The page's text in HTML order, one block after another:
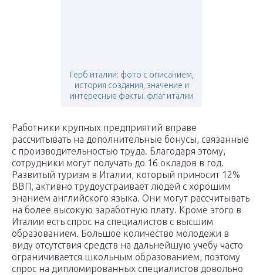
Герб италии: фото с описанием,
история создания, значение и
интересные факты. флаг италии
Работники крупных предприятий вправе
рассчитывать на дополнительные бонусы, связанные
с производительностью труда. Благодаря этому,
сотрудники могут получать до 16 окладов в год.
Развитый туризм в Италии, который приносит 12%
ВВП, активно трудоустраивает людей с хорошим
знанием английского языка. Они могут рассчитывать
на более высокую заработную плату. Кроме этого в
Италии есть спрос на специалистов с высшим
образованием. Большое количество молодежи в
виду отсутствия средств на дальнейшую учебу часто
ограничивается школьным образованием, поэтому
спрос на дипломированных специалистов довольно